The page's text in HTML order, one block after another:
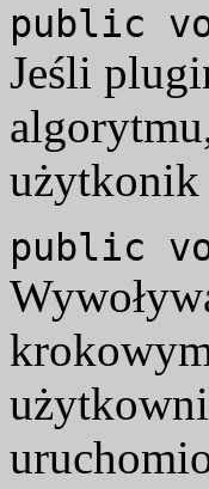
public
Jeśli
public